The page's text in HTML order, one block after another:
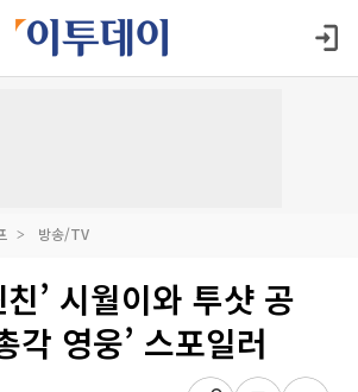
방송/TV
’ 시월이와 투샷 공
각 영웅’ 스포일러